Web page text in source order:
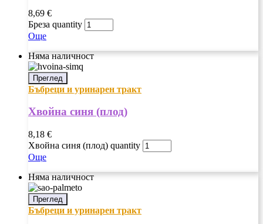
8,69 €
Бреза quantity
Още
Няма наличност
Преглед
Бъбреци и уринарен тракт
Хвойна синя (плод)
8,18 €
Хвойна синя (плод) quantity
Още
Няма наличност
Преглед
Бъбреци и уринарен тракт